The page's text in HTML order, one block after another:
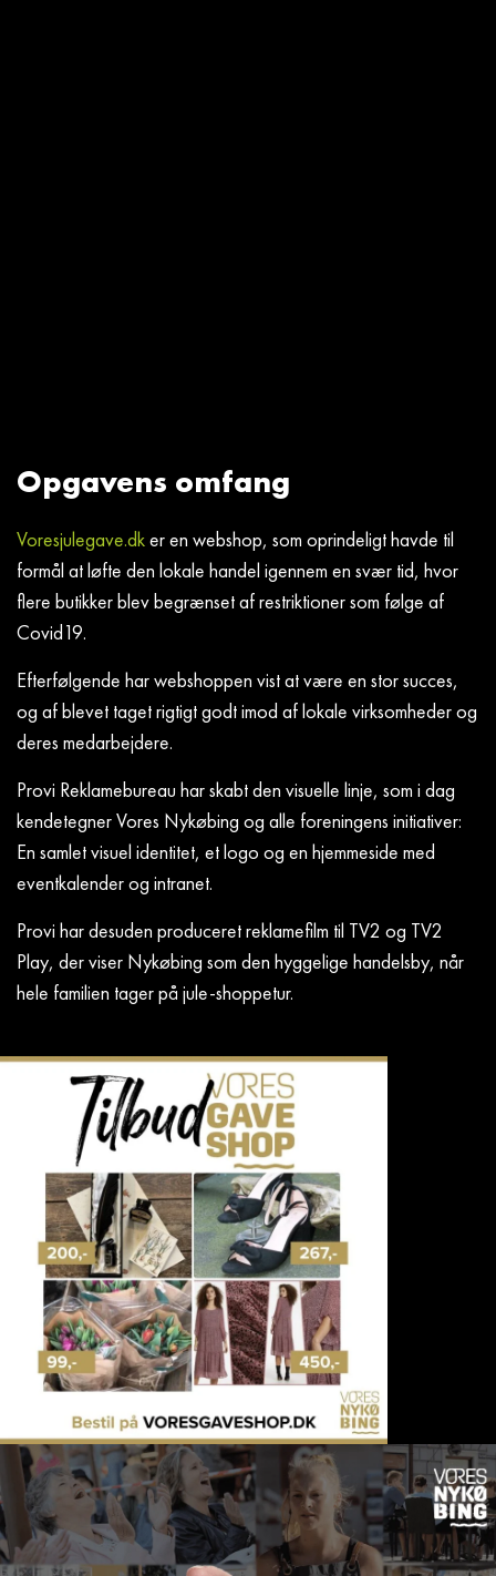
Opgavens omfang
Voresjulegave.dker en webshop, som oprindeligt havde til
formål at løfte den lokale handel igennem en svær tid, hvor
flere butikker blev begrænset af restriktioner som følge af
Covid19.
Efterfølgende har webshoppen vist at være en stor succes,
og af blevet taget rigtigt godt imod af lokale virksomheder og
deres medarbejdere.
Provi Reklamebureau har skabt den visuelle linje, som i dag
kendetegner Vores Nykøbing og alle foreningens initiativer:
En samlet visuel identitet, et logo og en hjemmeside med
eventkalender og intranet.
Provi har desuden produceret reklamefilm til TV2 og TV2
Play, der viser Nykøbing som den hyggelige handelsby, når
hele familien tager på jule-shoppetur.